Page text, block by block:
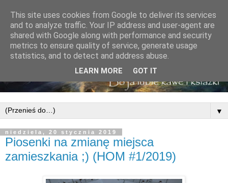
▼
niedziela, 20 stycznia 2019
Piosenki na zmianę miejsca
zamieszkania ;) (HOM #1/2019)
This site uses cookies from Google to deliver its services
and to analyze traffic. Your IP address and user-agent are
shared with Google along with performance and security
metrics to ensure quality of service, generate usage
statistics, and to detect and address abuse.
LEARN MORE GOT IT